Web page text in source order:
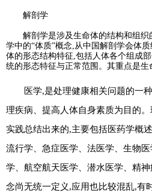
解剖学
解剖学是涉及生命体的结构和组织
学中的“体质”概念,从中国解剖学会体
体的形态结构特征,包括人体各个组成
统的形态特征与正常范围。其重点是生
医学,是处理健康相关问题的一种
理疾病、提高人体自身素质为目的
实践总结出来的,主要包括医药学概
流行学、急症医学、法医学、生物
学、航空航天医学、潜水医学、精
念尚无统一定义,应用也比较混乱,有